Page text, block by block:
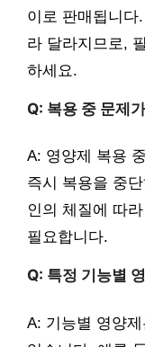
이로 판매됩니다
라 달라지므로,
하세요.
Q: 복용 중 문제
A: 영양제 복용
즉시 복용을 중
인의 체질에 따
필요합니다.
Q: 특정 기능별
A: 기능별 영양